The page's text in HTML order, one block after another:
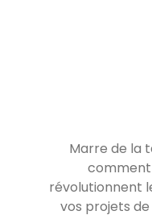
Marre de la
comment
révolutionnent
vos projets